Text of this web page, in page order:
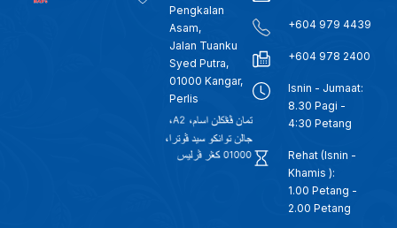
Pengkalan
Asam,
Jalan Tuanku
Syed Putra,
01000 Kangar,
Perlis
+604 979 4439
+604 978 2400
Isnin - Jumaat:
8.30 Pagi -
4:30 Petang
Rehat (Isnin -
Khamis ):
1.00 Petang -
2.00 Petang